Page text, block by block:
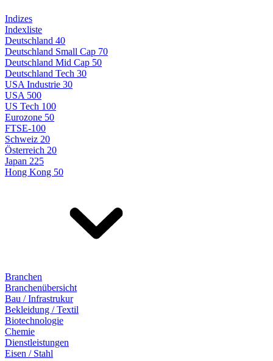
Indizes
Indexliste
Deutschland 40
Deutschland Small Cap 70
Deutschland Mid Cap 50
Deutschland Tech 30
USA Industrie 30
USA 500
US Tech 100
Eurozone 50
FTSE-100
Schweiz 20
Österreich 20
Japan 225
Hong Kong 50
Branchen
Branchenübersicht
Bau / Infrastrukur
Bekleidung / Textil
Biotechnologie
Chemie
Dienstleistungen
Eisen / Stahl